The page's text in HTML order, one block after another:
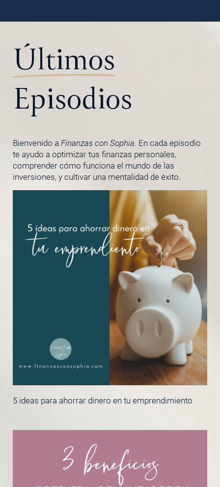
Últimos
Episodios
Bienvenido a Finanzas con Sophia. En cada episodio
te ayudo a optimizar tus finanzas personales,
comprender cómo funciona el mundo de las
inversiones, y cultivar una mentalidad de éxito.
5 ideas para ahorrar dinero en tu emprendimiento